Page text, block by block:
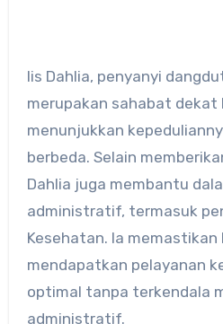
Iis Dahlia, penyanyi
merupakan sahabat dekat
menunjukkan
berbeda. Selain
Dahlia juga membantu
administratif, termasuk
Kesehatan. Ia memastikan
mendapatkan pelayanan
optimal tanpa terkendala
administratif.